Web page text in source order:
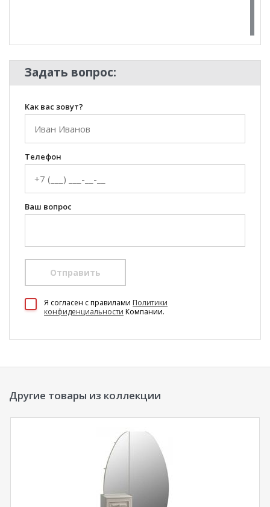
Задать вопрос:
Как вас зовут?
Телефон
Ваш вопрос
Отправить
Я согласен c правилами Политики
конфиденциальности Компании.
Другие товары из коллекции